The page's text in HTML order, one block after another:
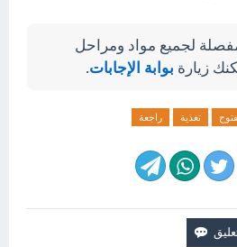
لجميع مواد ومراحل
زيارة بوابة الإجابات.
تغذية راجعة